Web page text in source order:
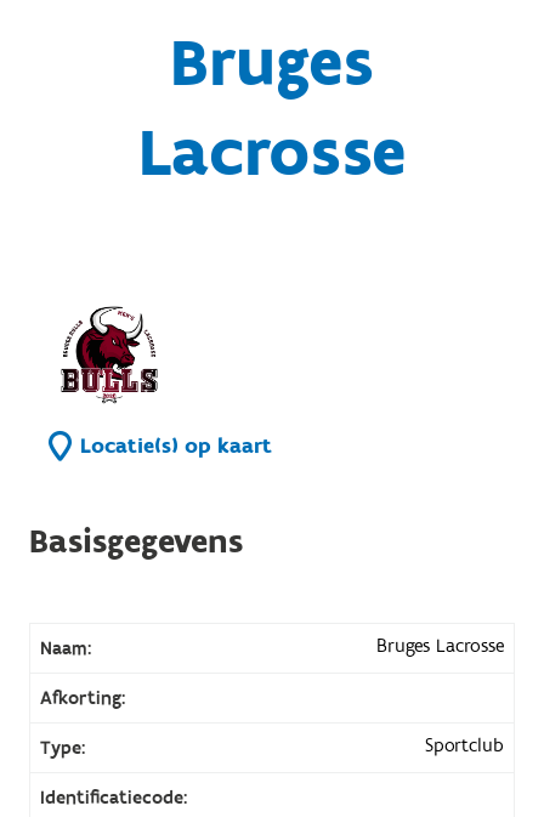
Bruges
Lacrosse
Locatie(s) op kaart
Basisgegevens
Naam: Bruges Lacrosse
Afkorting:
Type: Sportclub
Identificatiecode: